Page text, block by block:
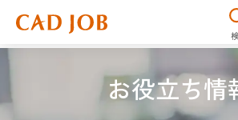
雇用形態
分野
勤務地
お役立ち情